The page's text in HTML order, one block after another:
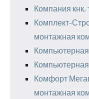
Компания кнк,
Комплект-
монтажная
Комфорт
монтажная